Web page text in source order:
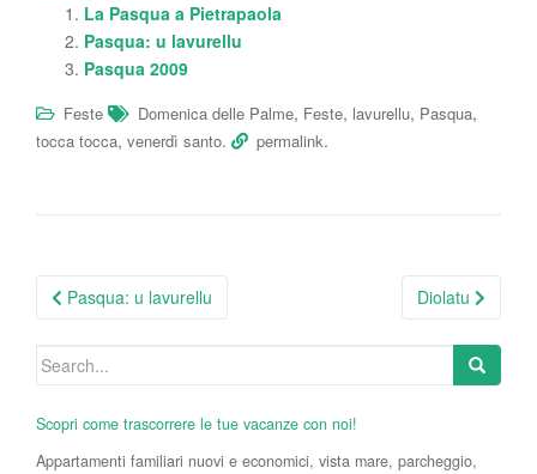
La Pasqua a Pietrapaola
Pasqua: u lavurellu
Pasqua 2009
Feste Domenica delle Palme, Feste, lavurellu, Pasqua,
tocca tocca, venerdì santo. permalink.
Post
Pasqua: u lavurellu Diolatu
Search
Scopri come trascorrere le tue vacanze con noi!
Appartamenti familiari nuovi e economici, vista mare, parcheggio,